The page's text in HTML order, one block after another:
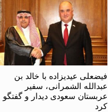
فیضعلی عیدیزاده با خالد بن
عبدالله الشمرانی، سفیر
عربستان سعودی دیدار و گفتگو
کرد